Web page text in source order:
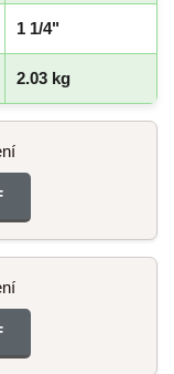
1 1/4"
2.03 kg